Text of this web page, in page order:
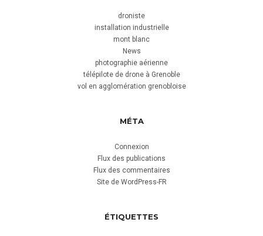
droniste
installation industrielle
mont blanc
News
photographie aérienne
télépilote de drone à Grenoble
vol en agglomération grenobloise
MÉTA
Connexion
Flux des publications
Flux des commentaires
Site de WordPress-FR
ÉTIQUETTES